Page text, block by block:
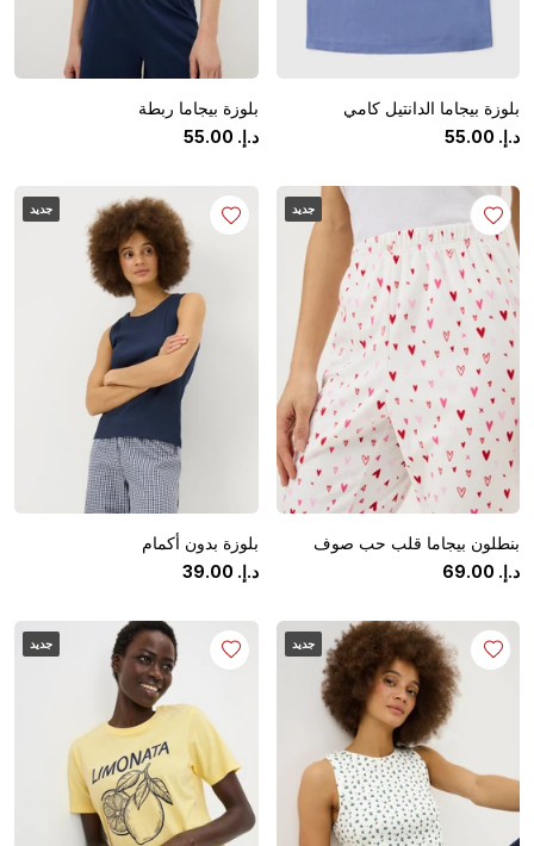
بلوزة بيجاما الدانتيل كامي
د.إ.
55.00
بلوزة بيجاما ربطة
د.إ.
55.00
جديد
بنطلون بيجاما قلب حب صوف
د.إ.
69.00
جديد
بلوزة بدون أكمام
د.إ.
39.00
جديد جديد